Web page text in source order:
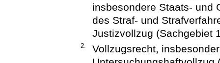
insbesondere Staats- und
des Straf- und
Justizvollzug (Sachgebiet
2.
Vollzugsrecht,